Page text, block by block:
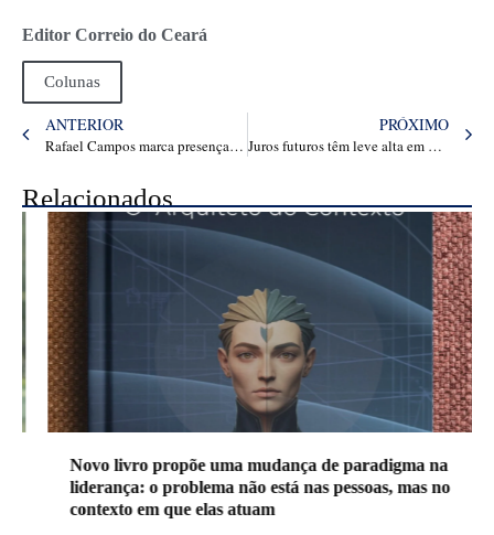
Editor Correio do Ceará
Colunas
ANTERIOR
Rafael Campos marca presença em cerimônia da Jethro International e reforça a importância da diplomacia empresarial humanitária
PRÓXIMO
Juros futuros têm leve alta em dia volátil com quadro eleitoral no foco | Finanças
Relacionados
Novo livro propõe uma mudança de paradigma na
liderança: o problema não está nas pessoas, mas no
contexto em que elas atuam